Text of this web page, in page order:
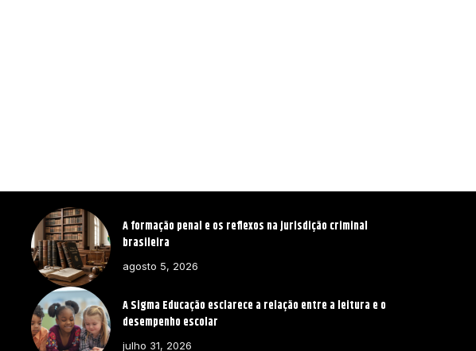
A formação penal e os reflexos na jurisdição criminal
brasileira
agosto 5, 2026
A Sigma Educação esclarece a relação entre a leitura e o
desempenho escolar
julho 31, 2026